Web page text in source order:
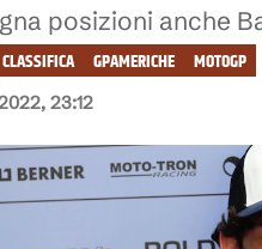
posizioni anche
23:12
MOTOGP
GPAMERICHE
CLASSIFICA